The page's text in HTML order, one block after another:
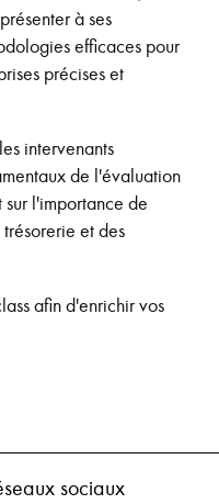
à ses
efficaces pour
précises et
intervenants
de l'évaluation
l'importance de
et des
afin d'enrichir vos
sociaux